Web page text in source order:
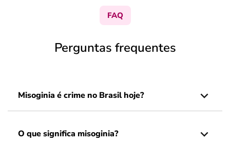
FAQ
Perguntas frequentes
Misoginia é crime no Brasil hoje?
O que significa misoginia?